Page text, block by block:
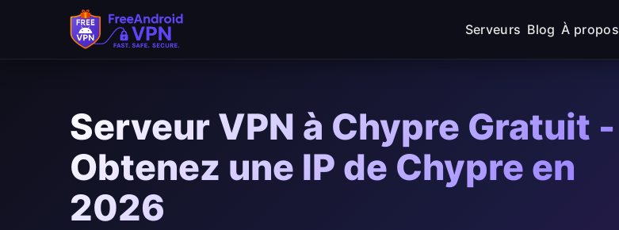
Passer au contenu principal
Serveurs Blog À propos
Serveur VPN à Chypre Gratuit -
Obtenez une IP de Chypre en
2026